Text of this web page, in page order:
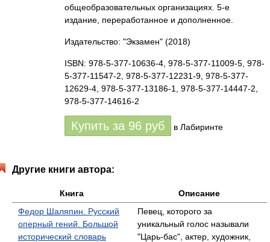
общеобразовательных организациях. 5-е
издание, переработанное и дополненное.
Издательство: "Экзамен" (2018)
ISBN: 978-5-377-10636-4, 978-5-377-11009-5, 978-
5-377-11547-2, 978-5-377-12231-9, 978-5-377-
12629-4, 978-5-377-13186-1, 978-5-377-14447-2,
978-5-377-14616-2
Купить за 96 руб в Лабиринте
Другие книги автора:
Книга
Описание
Федор Шаляпин. Русский
оперный гений. Большой
исторический словарь
Певец, которого за
уникальный голос называли
"Царь-бас", актер, художник,